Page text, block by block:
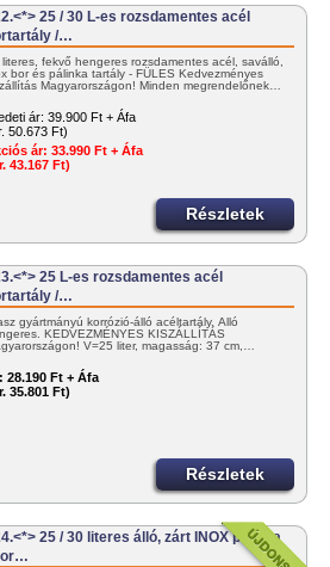
25 / 30 L-es rozsdamentes acél
/…
fekvő hengeres rozsdamentes acél, saválló,
bor és pálinka tartály - FÜLES Kedvezményes
Magyarországon! Minden megrendelőnek…
ár: 39.900 Ft + Áfa
50.673 Ft)
ár: 33.990 Ft + Áfa
43.167 Ft)
Részletek
25 L-es rozsdamentes acél
/…
gyártmányú korrózió-álló acéltartály. Álló
KEDVEZMÉNYES KISZÁLLÍTÁS
V=25 liter, magasság: 37 cm,…
28.190 Ft + Áfa
35.801 Ft)
Részletek
25 / 30 literes álló, zárt INOX pálinka